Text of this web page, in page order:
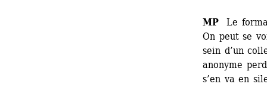
MP Le
On peut se
sein d’un
anonyme
s’en va en